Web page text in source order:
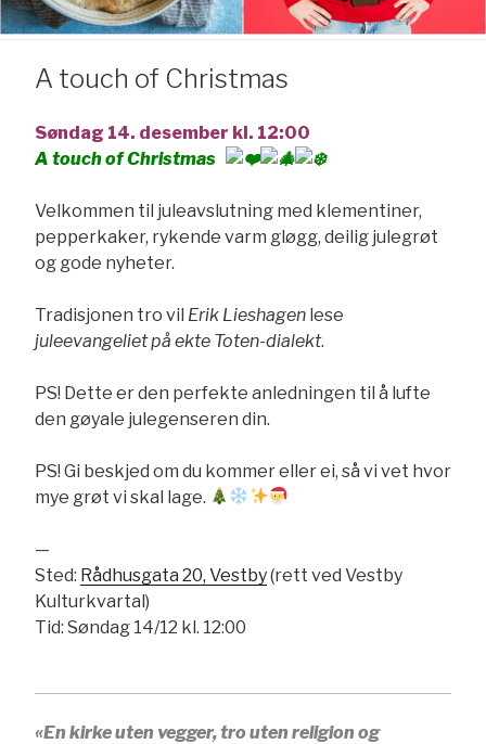
A touch of Christmas
Søndag 14. desember kl. 12:00
A touch of Christmas
Velkommen til juleavslutning med klementiner,
pepperkaker, rykende varm gløgg, deilig julegrøt
og gode nyheter.
Tradisjonen tro vil Erik Lieshagen lese
juleevangeliet på ekte Toten-dialekt.
PS! Dette er den perfekte anledningen til å lufte
den gøyale julegenseren din.
PS! Gi beskjed om du kommer eller ei, så vi vet hvor
mye grøt vi skal lage.
—
Sted: Rådhusgata 20, Vestby(rett ved Vestby
Kulturkvartal)
Tid: Søndag 14/12 kl. 12:00
«En kirke uten vegger, tro uten religion og